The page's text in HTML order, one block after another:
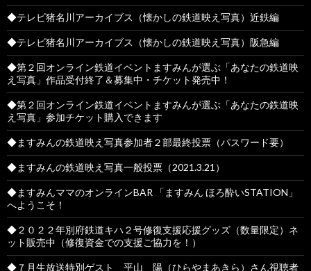
◆テレビ猪名川アーカイブス（懐かしの鉄道映え写真）近鉄編
◆テレビ猪名川アーカイブス（懐かしの鉄道映え写真）阪急編
◆第２回オンライン鉄道イベントますみんが選ぶ「あなたの鉄道映
え写真」作品受付終了＆募集中・チケット発売中！
◆第２回オンライン鉄道イベントますみんが選ぶ「あなたの鉄道映
え写真」参加チケット購入できます
◆ますみんの鉄道映え写真参加者２部最終投票（パスワード要）
◆ますみんの鉄道映え写真一般投票（2021.3.21）
◆ますみんママのオンラインBAR 「ますみん ほろ酔いSTATION」
へようこそ！
◆２０２２年別府鉄道キハ２号修復支援応援グッズ（数量限定）ネ
ット販売中（修復資金での支援ご協力を！）
◆７月生放送特別ゲスト 平山 陽（ひらやまあきら）さん視聴者